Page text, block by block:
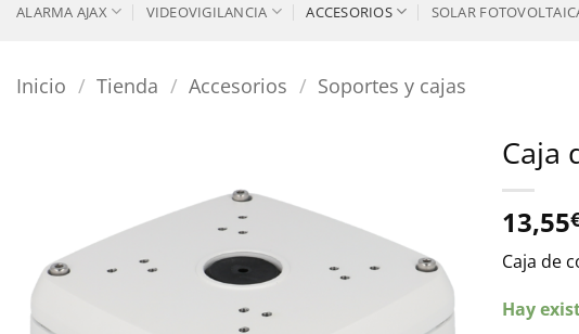
ALARMA AJAX VIDEOVIGILANCIA ACCESORIOS SOLAR
Inicio / Tienda / Accesorios / Soportes y cajas
Caja
13,55
Caja de
Hay